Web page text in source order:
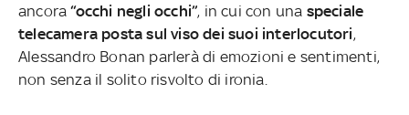
ancora “occhi negli occhi”, in cui con una speciale
telecamera posta sul viso dei suoi interlocutori,
Alessandro Bonan parlerà di emozioni e sentimenti,
non senza il solito risvolto di ironia.